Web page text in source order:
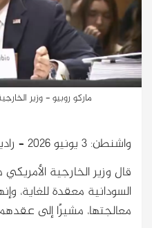
ماركو روبيو - وزير
واشنطن: 3 يونيو 2026 – راديو دبنقا
قال وزير الخارجية الأمريكي
السودانية معقدة
معالجتها، مشيرًا إلى